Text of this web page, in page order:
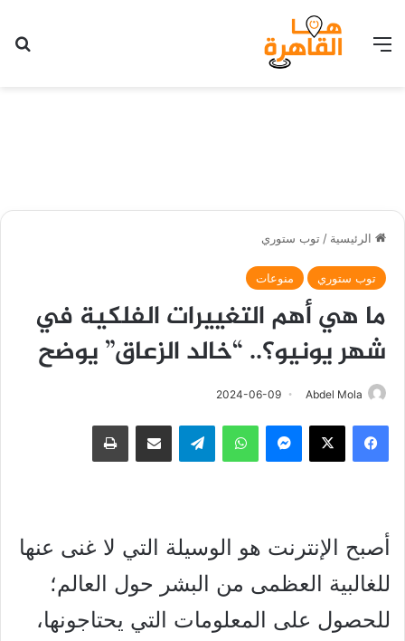
القائمة
الرئيسية / توب ستوري
توب ستوري منوعات
ما هي أهم التغييرات الفلكية في
شهر يونيو؟.. “خالد الزعاق” يوضح
Abdel Mola
2024-06-09
فيسبوك ‫X ماسنجر واتساب تيلقرام مشاركة عبر البريد طباعة
أصبح الإنترنت هو الوسيلة التي لا غنى عنها
للغالبية العظمى من البشر حول العالم؛
للحصول على المعلومات التي يحتاجونها،